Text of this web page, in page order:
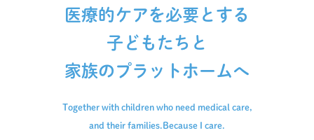
医療的ケアを必要とする
子どもたちと
家族のプラットホームへ
Together with children who need medical care,
and their families.Because I care.